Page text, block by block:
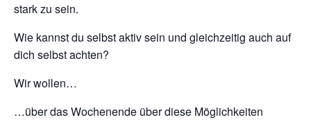
stark zu sein.
Wie kannst du selbst aktiv sein und gleichzeitig auch auf
dich selbst achten?
Wir wollen…
…über das Wochenende über diese Möglichkeiten